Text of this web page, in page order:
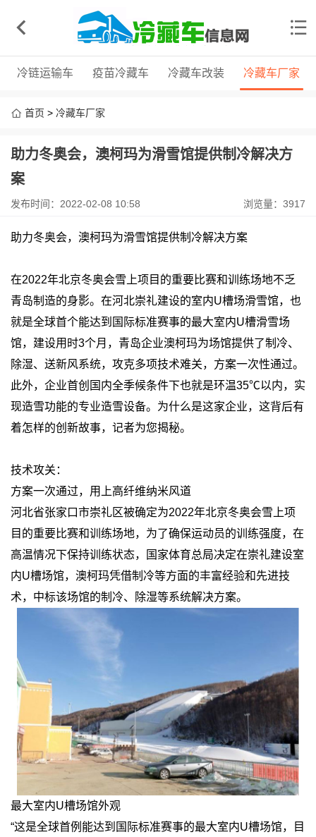
冷链运输车 疫苗冷藏车 冷藏车改装 冷藏车厂家
首页 > 冷藏车厂家
助力冬奥会，澳柯玛为滑雪馆提供制冷解决方
案
发布时间：2022-02-08 10:58 浏览量：3917
助力冬奥会，澳柯玛为滑雪馆提供制冷解决方案
在2022年北京冬奥会雪上项目的重要比赛和训练场地不乏
青岛制造的身影。在河北崇礼建设的室内U槽场滑雪馆，也
就是全球首个能达到国际标准赛事的最大室内U槽滑雪场
馆，建设用时3个月，青岛企业澳柯玛为场馆提供了制冷、
除湿、送新风系统，攻克多项技术难关，方案一次性通过。
此外，企业首创国内全季候条件下也就是环温35℃以内，实
现造雪功能的专业造雪设备。为什么是这家企业，这背后有
着怎样的创新故事，记者为您揭秘。
技术攻关：
方案一次通过，用上高纤维纳米风道
河北省张家口市崇礼区被确定为2022年北京冬奥会雪上项
目的重要比赛和训练场地，为了确保运动员的训练强度，在
高温情况下保持训练状态，国家体育总局决定在崇礼建设室
内U槽场馆，澳柯玛凭借制冷等方面的丰富经验和先进技
术，中标该场馆的制冷、除湿等系统解决方案。
最大室内U槽场馆外观
“这是全球首例能达到国际标准赛事的最大室内U槽场馆，目